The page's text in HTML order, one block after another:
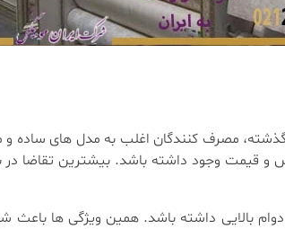
گذشته، مصرف کنندگان اغلب به مدل های ساده
قیمت وجود داشته باشد. بیشترین تقاضا در
بالایی داشته باشد. همین ویژگی ها باعث